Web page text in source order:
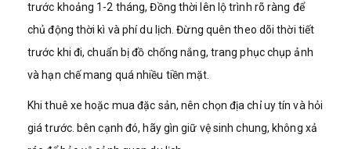
trước khoảng 1-2 tháng, Đồng thời lên lộ trình rõ ràng để
chủ động thời kì và phí du lịch. Đừng quên theo dõi thời tiết
trước khi đi, chuẩn bị đồ chống nắng, trang phục chụp ảnh
và hạn chế mang quá nhiều tiền mặt.
Khi thuê xe hoặc mua đặc sản, nên chọn địa chỉ uy tín và hỏi
giá trước. bên cạnh đó, hãy gìn giữ vệ sinh chung, không xả